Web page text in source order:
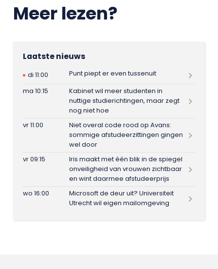
Meer lezen?
Laatste nieuws
di 11:00
Punt piept er even tussenuit
ma 10:15
Kabinet wil meer studenten in
nuttige studierichtingen, maar zegt
nog niet hoe
vr 11:00
Niet overal code rood op Avans:
sommige afstudeerzittingen gingen
wel door
vr 09:15
Iris maakt met één blik in de spiegel
onveiligheid van vrouwen zichtbaar
en wint daarmee afstudeerprijs
wo 16:00
Microsoft de deur uit? Universiteit
Utrecht wil eigen mailomgeving